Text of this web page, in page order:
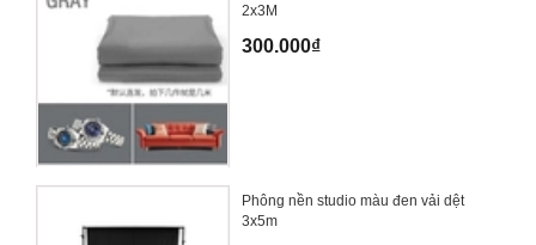
2x3M
300.000₫
Phông nền studio màu đen vải dệt
3x5m